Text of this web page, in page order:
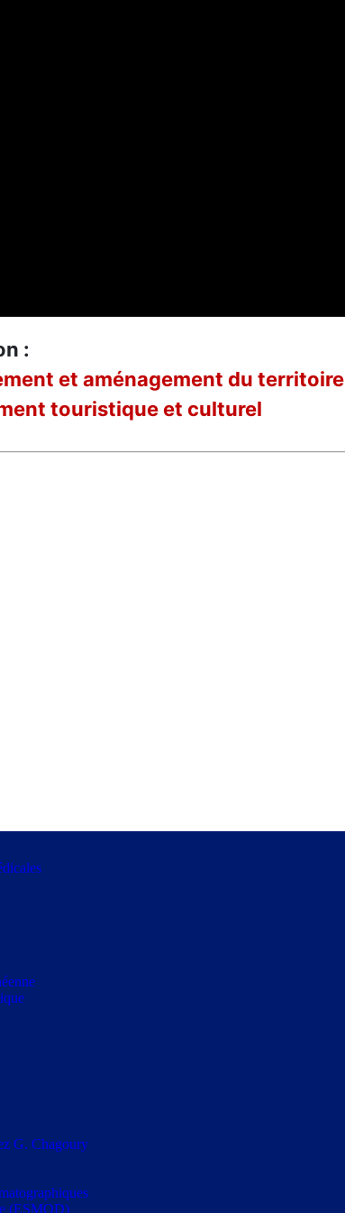
G. Chagoury
(ESMOD)
:
et aménagement du territoire
touristique et culturel